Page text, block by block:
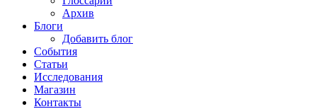
Архив
Блоги
Добавить блог
События
Статьи
Исследования
Магазин
Контакты